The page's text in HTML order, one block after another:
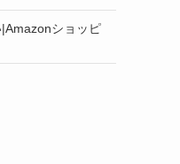
ショッピ